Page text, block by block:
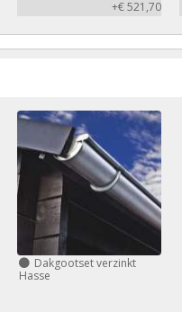
+€ 521,70
Dakgootset verzinkt
Hasse